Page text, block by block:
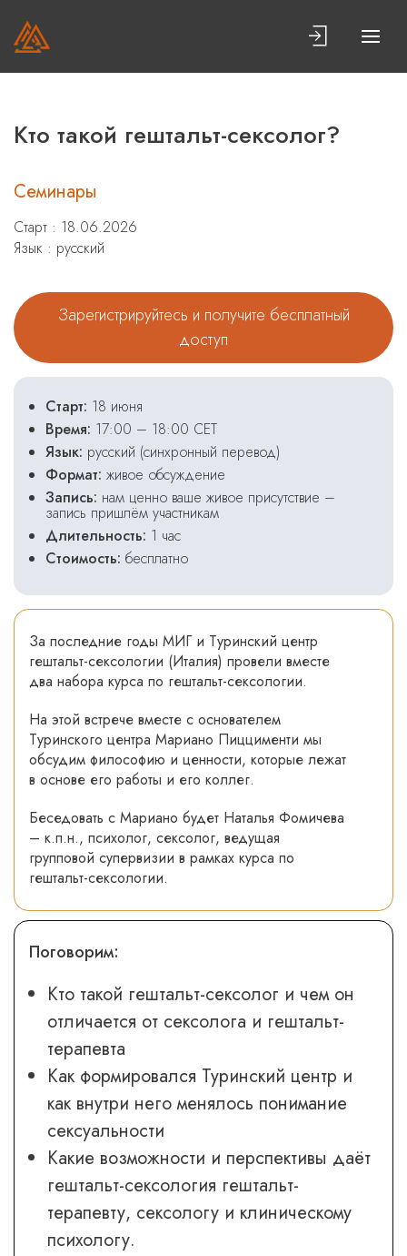
Кто такой гештальт-сексолог?
Семинары
Старт : 18.06.2026
Язык : русский
Зарегистрируйтесь и получите бесплатный
доступ
Старт: 18 июня
Время: 17:00 – 18:00 CET
Язык: русский (синхронный перевод)
Формат: живое обсуждение
Запись: нам ценно ваше живое присутствие –
запись пришлём участникам
Длительность: 1 час
Стоимость: бесплатно
За последние годы МИГ и Туринский центр
гештальт-сексологии (Италия) провели вместе
два набора курса по гештальт-сексологии.
На этой встрече вместе с основателем
Туринского центра Мариано Пиццименти мы
обсудим философию и ценности, которые лежат
в основе его работы и его коллег.
Беседовать с Мариано будет Наталья Фомичева
– к.п.н., психолог, сексолог, ведущая
групповой супервизии в рамках курса по
гештальт-сексологии.
Поговорим:
Кто такой гештальт-сексолог и чем он
отличается от сексолога и гештальт-
терапевта
Как формировался Туринский центр и
как внутри него менялось понимание
сексуальности
Какие возможности и перспективы даёт
гештальт-сексология гештальт-
терапевту, сексологу и клиническому
психологу.